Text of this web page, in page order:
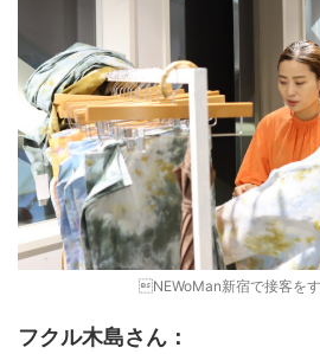
NEWoMan新宿で接客を
フクル木島さん：